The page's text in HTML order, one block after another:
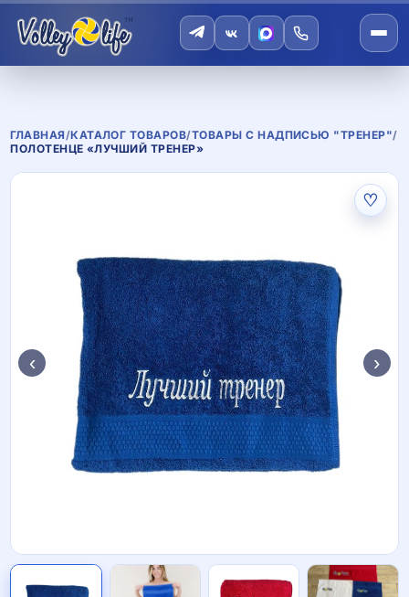
ГЛАВНАЯ/КАТАЛОГ ТОВАРОВ/ТОВАРЫ С НАДПИСЬЮ "ТРЕНЕР"/
ПОЛОТЕНЦЕ «ЛУЧШИЙ ТРЕНЕР»
♡
‹ ›